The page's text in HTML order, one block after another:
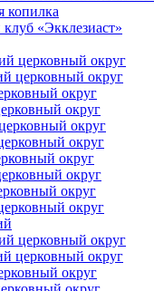
копилка
«Экклезиаст»
церковный округ
церковный округ
округ
округ
округ
округ
округ
округ
округ
округ
церковный округ
церковный округ
округ